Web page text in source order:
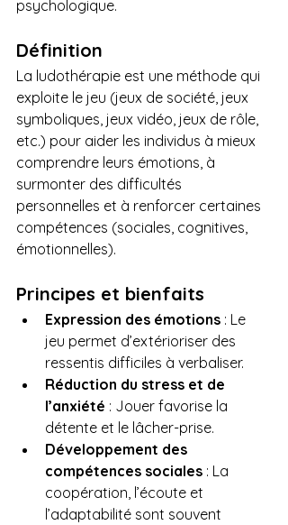
psychologique.
Définition
La ludothérapie est une méthode qui
exploite le jeu (jeux de société, jeux
symboliques, jeux vidéo, jeux de rôle,
etc.) pour aider les individus à mieux
comprendre leurs émotions, à
surmonter des difficultés
personnelles et à renforcer certaines
compétences (sociales, cognitives,
émotionnelles).
Principes et bienfaits
Expression des émotions : Le
jeu permet d’extérioriser des
ressentis difficiles à verbaliser.
Réduction du stress et de
l’anxiété : Jouer favorise la
détente et le lâcher-prise.
Développement des
compétences sociales : La
coopération, l’écoute et
l’adaptabilité sont souvent